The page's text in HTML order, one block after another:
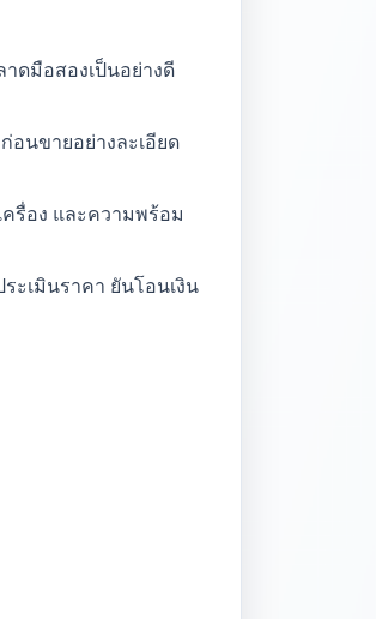
ดมือสองเป็นอย่างดี
อนขายอย่างละเอียด
รื่อง และความพร้อม
ะเมินราคา ยันโอนเงิน